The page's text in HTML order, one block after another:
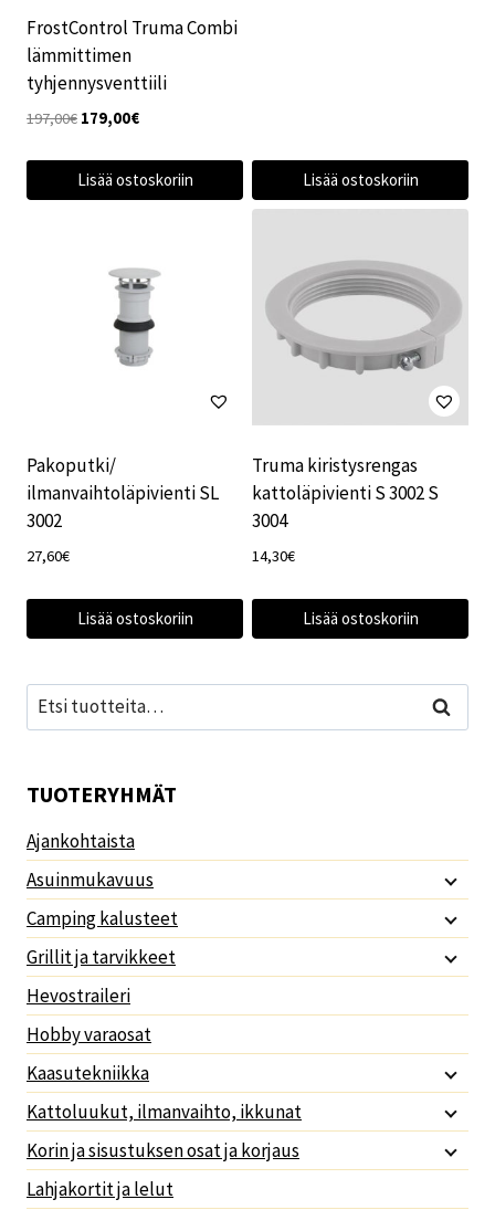
FrostControl Truma Combi
lämmittimen
tyhjennysventtiili
197,00€ Alkuperäinen
179,00€Nykyinen
Lisää ostoskoriin Lisää ostoskoriin
Pakoputki/
ilmanvaihtoläpivienti SL
3002
27,60€
Lisää ostoskoriin
Truma kiristysrengas
kattoläpivienti S 3002 S
3004
14,30€
Lisää ostoskoriin
Etsi: Haku
TUOTERYHMÄT
Ajankohtaista
Asuinmukavuus
Camping kalusteet
Grillit ja tarvikkeet
Hevostraileri
Hobby varaosat
Kaasutekniikka
Kattoluukut, ilmanvaihto, ikkunat
Korin ja sisustuksen osat ja korjaus
Lahjakortit ja lelut